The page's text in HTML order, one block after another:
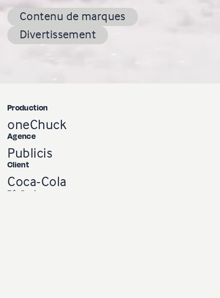
Contenu de marques
Divertissement
Production
oneChuck
Agence
Publicis
Client
Coca-Cola
Réalisateur